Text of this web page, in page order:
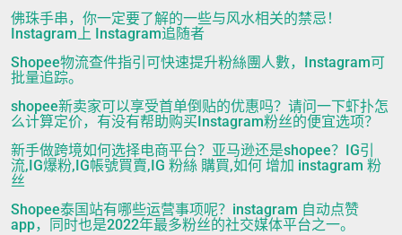
佛珠手串，你一定要了解的一些与风水相关的禁忌！
Instagram上 Instagram追随者
Shopee物流查件指引可快速提升粉絲團人數，Instagram可
批量追踪。
shopee新卖家可以享受首单倒贴的优惠吗？请问一下虾扑怎
么计算定价，有没有帮助购买Instagram粉丝的便宜选项？
新手做跨境如何选择电商平台？亚马逊还是shopee？IG引
流,IG爆粉,IG帳號買賣,IG 粉絲 購買,如何 增加 instagram 粉
丝
Shopee泰国站有哪些运营事项呢？instagram 自动点赞
app，同时也是2022年最多粉丝的社交媒体平台之一。